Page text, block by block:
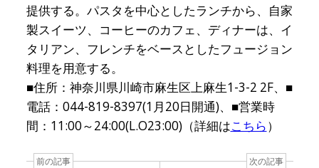
提供する。パスタを中心としたランチから、自家
製スイーツ、コーヒーのカフェ、ディナーは、イ
タリアン、フレンチをベースとしたフュージョン
料理を用意する。
■住所：神奈川県川崎市麻生区上麻生1-3-2 2F、■
電話：044-819-8397(1月20日開通)、■営業時
間：11:00～24:00(L.O23:00)（詳細はこちら）
前の記事 次の記事